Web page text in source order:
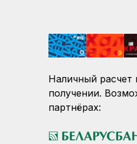
Наличный расчет
получении.
партнёрах: